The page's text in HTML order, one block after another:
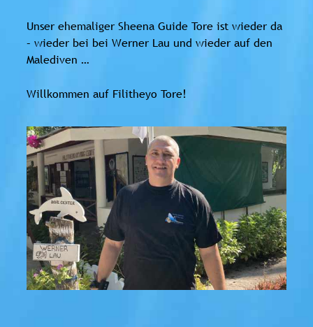
Unser ehemaliger Sheena Guide Tore ist wieder da
– wieder bei bei Werner Lau und wieder auf den
Malediven …
Willkommen auf Filitheyo Tore!